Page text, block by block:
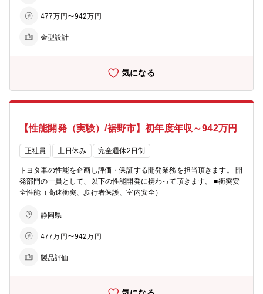
477万円〜942万円
金型設計
気になる
【性能開発（実験）/裾野市】初年度年収～942万円
正社員 土日休み 完全週休2日制
トヨタ車の性能を企画し評価・保証する開発業務を担当頂きます。 開
発部門の一員として、以下の性能開発に携わって頂きます。 ■衝突安
全性能（高速衝突、歩行者保護、室内安全）
静岡県
477万円〜942万円
製品評価